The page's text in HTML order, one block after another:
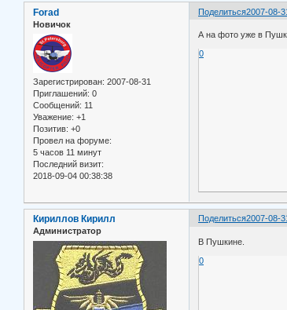
Поделиться2007-08-
Forad
Новичок
Зарегистрирован: 2007-08-31
Приглашений: 0
Сообщений: 11
Уважение: +1
Позитив: +0
Провел на форуме:
5 часов 11 минут
Последний визит:
2018-09-04 00:38:38
А на фото уже в
0
Поделиться2007-08-
Кириллов Кирилл
Администратор
В Пушкине.
0